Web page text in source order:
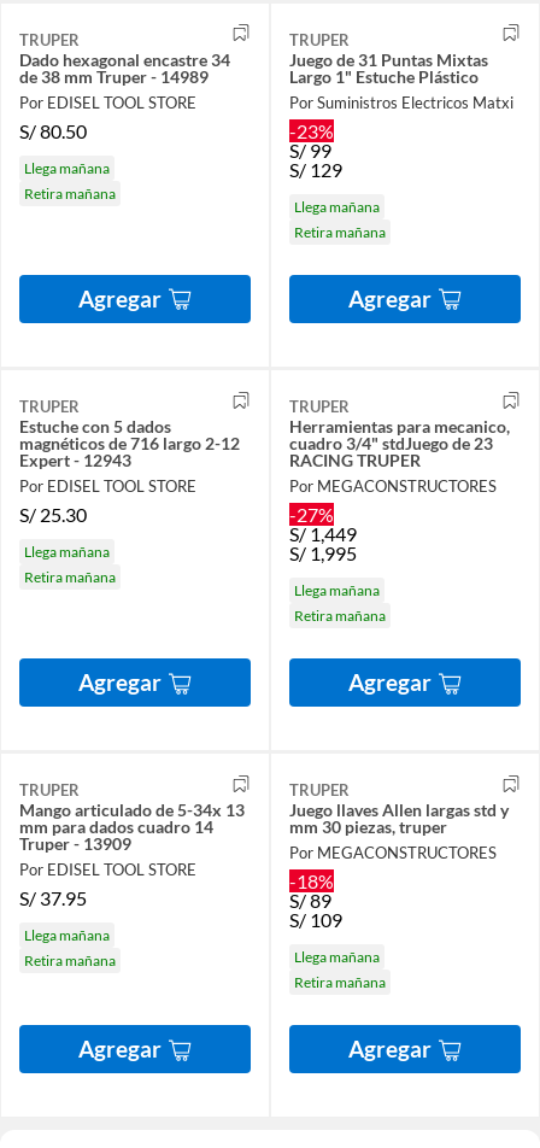
TRUPER
Dado hexagonal encastre 34
de 38 mm Truper - 14989
Por EDISEL TOOL STORE
S/80.50
Llega mañana
Retira mañana
Agregar
TRUPER
Juego de 31 Puntas Mixtas
Largo 1" Estuche Plástico
Por Suministros Electricos Matxi
-23%
S/99
S/ 129
Llega mañana
Retira mañana
Agregar
TRUPER
Estuche con 5 dados
magnéticos de 716 largo 2-12
Expert - 12943
Por EDISEL TOOL STORE
S/ 25.30
Llega mañana
Retira mañana
Agregar
TRUPER
Herramientas para mecanico,
cuadro 3/4" stdJuego de 23
RACING TRUPER
Por MEGACONSTRUCTORES
-27%
S/ 1,449
S/ 1,995
Llega mañana
Retira mañana
Agregar
TRUPER
Mango articulado de 5-34x 13
mm para dados cuadro 14
Truper - 13909
Por EDISEL TOOL STORE
S/ 37.95
Llega mañana
Retira mañana
Agregar
TRUPER
Juego llaves Allen largas std y
mm 30 piezas, truper
Por MEGACONSTRUCTORES
-18%
S/89
S/ 109
Llega mañana
Retira mañana
Agregar